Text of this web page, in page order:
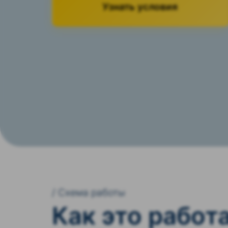
Узнать условия
/ Схема работы
Как это